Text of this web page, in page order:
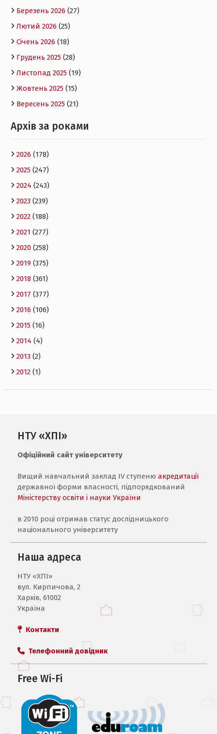
Березень 2026(27)
Лютий 2026(25)
Січень 2026(18)
Грудень 2025(28)
Листопад 2025(19)
Жовтень 2025(15)
Вересень 2025(21)
Архів за роками
2026(178)
2025(247)
2024 (243)
2023(239)
2022(188)
2021 (277)
2020(258)
2019(375)
2018(361)
2017 (377)
2016(106)
2015(16)
2014 (4)
2013(2)
2012(1)
НТУ «ХПІ»
Офіційний сайт університету
Вищий навчальний заклад IV ступенюакредитації
державної форми власності, підпорядкований
Міністерству освіти і науки України
в 2010 році отримав статус дослідницького
національного університету
Наша адреса
НТУ «ХПI»
вул. Кирпичова, 2
Харків, 61002
Україна
Контакти
Телефонний довідник
Free Wi-Fi